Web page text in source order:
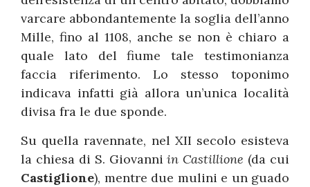
varcare abbondantemente la soglia dell’anno
Mille, fino al 1108, anche se non è chiaro a
quale lato del fiume tale testimonianza
faccia riferimento. Lo stesso toponimo
indicava infatti già allora un’unica località
divisa fra le due sponde.
Su quella ravennate, nel XII secolo esisteva
la chiesa di S. Giovanniin Castillione (da cui
Castiglione), mentre due mulini e un guado